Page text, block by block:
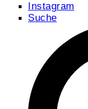
Instagram
Suche